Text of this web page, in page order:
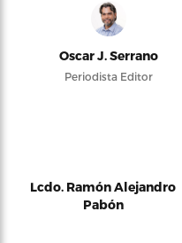
Oscar J. Serrano
Periodista Editor
Lcdo. Ramón Alejandro
Pabón